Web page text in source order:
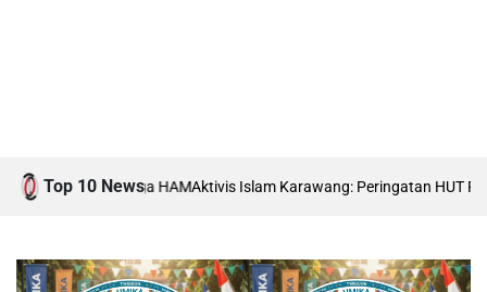
Top 10 News
Isu Moral hingga HAM Aktivis Islam Karawang: Peringatan HUT RI